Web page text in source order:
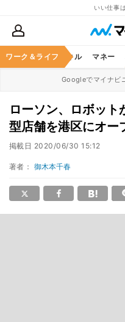
いい仕事
ワーク＆ライフ
ア ビジネススキル マネー
Googleでマイナビ
ローソン、ロボット
型店舗を港区にオー
掲載日 2020/06/30 15:12
著者： 御木本千春